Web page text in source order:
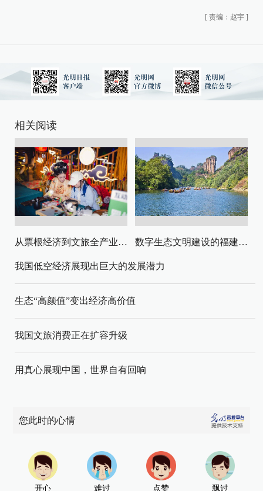
[ 责编：赵宇 ]
相关阅读
从票根经济到文旅全产业链升级 数字生态文明建设的福建路径与启示
我国低空经济展现出巨大的发展潜力
生态“高颜值”变出经济高价值
我国文旅消费正在扩容升级
用真心展现中国，世界自有回响
您此时的心情
开心 难过 点赞 飘过